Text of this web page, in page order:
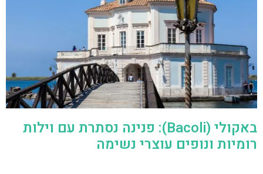
באקולי (Bacoli): פנינה נסתרת עם וילות
רומיות ונופים עוצרי נשימה